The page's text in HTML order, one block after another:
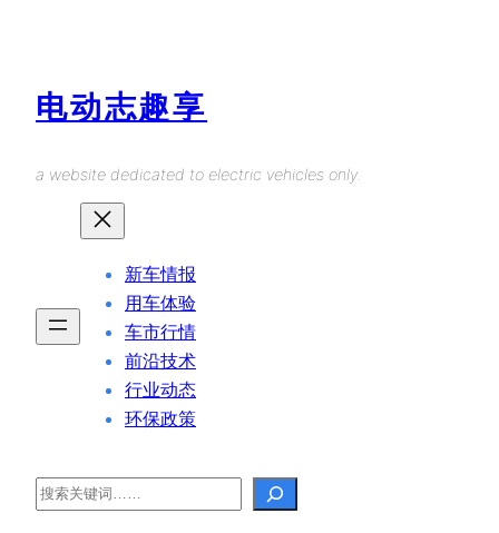
电动志趣享
a website dedicated to electric vehicles only.
新车情报
用车体验
车市行情
前沿技术
行业动态
环保政策
Search